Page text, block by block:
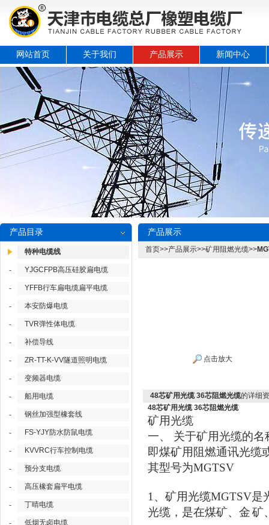
网站首页 关于我们 产品展示 新闻中心
产品目录
特种电缆线
- YJGCFPB高压硅胶扁电缆
- YFFB行车扁电缆扁平电缆
- 本安防爆电缆
- TVR弹性体电缆
- 补偿导线
- ZR-TT-K-VV隧道照明电缆
- 变频器电缆
- 船用电缆
- 钢丝加强型橡套线
- FS-YJY防水防鼠电缆
- KVVRC行车控制电缆
- 预分支电缆
- 高压橡套扁平电缆
- 丁晴电缆
- 低烟无卤电缆
产品展示
首页>>产品展示>>矿用阻燃光缆>>
点击放大
48芯矿用光缆 36芯阻燃光缆的详细
48芯矿用光缆 36芯阻燃光缆
矿用光缆
一、
关于矿用光缆的名
即煤矿用阻燃通讯光缆
其型号为MGTSV
1 、矿用光缆MGTSV是
光缆 ，是在煤矿、金矿